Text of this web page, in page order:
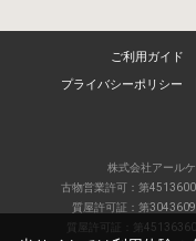
ご利用ガイド
プライバシーポリシー
株式会社アール
古物営業許可：第
質屋許可証：第
質屋許可証：第